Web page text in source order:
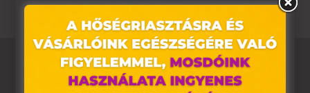
Weboldalunkon „cookie"-kat (továbbiakban „süti")
alkalmazunk. Ezek olyan fájlok, melyek információt
tárolnak webes böngészőjében. Ehhez az Ön
hozzájárulása szükséges.